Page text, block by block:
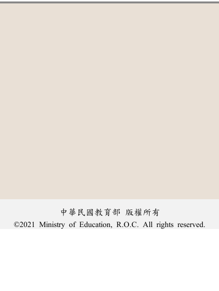
中華民國教育部 版權所有
©2021 Ministry of Education, R.O.C. All rights reserved.